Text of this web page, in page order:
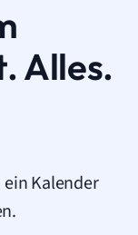
Alles.
Kalender